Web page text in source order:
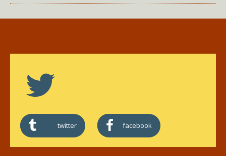
twitter facebook